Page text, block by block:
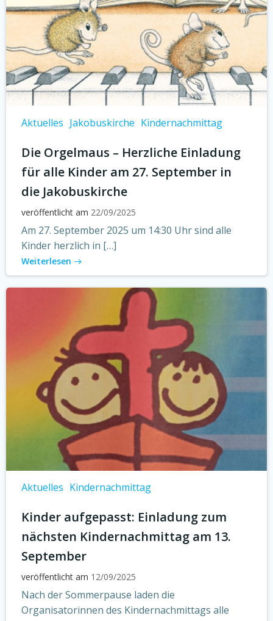
Aktuelles Jakobuskirche Kindernachmittag
Die Orgelmaus – Herzliche Einladung
für alle Kinder am 27. September in
die Jakobuskirche
veröffentlicht am 22/09/2025
Am 27. September 2025 um 14:30 Uhr sind alle
Kinder herzlich in […]
Weiterlesen
Aktuelles Kindernachmittag
Kinder aufgepasst: Einladung zum
nächsten Kindernachmittag am 13.
September
veröffentlicht am 12/09/2025
Nach der Sommerpause laden die
Organisatorinnen des Kindernachmittags alle